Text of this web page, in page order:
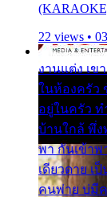
22 views •
งานแต่ง เข
ในห้องครัว
อยู่ในครัว ท
บ้านใกล้ พึ่ง
พา กันเข้าพ
เดียวดาย เ
คนพ่าย บ่มีค